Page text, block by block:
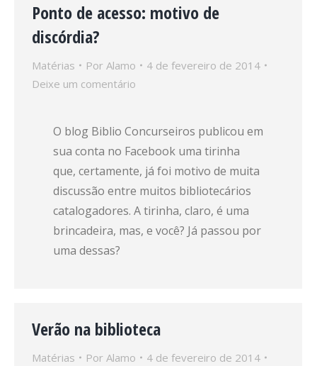
Ponto de acesso: motivo de
discórdia?
Matérias Por Alamo
4 de fevereiro de 2014
Deixe um comentário
O blog Biblio Concurseiros publicou em
sua conta no Facebook uma tirinha
que, certamente, já foi motivo de muita
discussão entre muitos bibliotecários
catalogadores. A tirinha, claro, é uma
brincadeira, mas, e você? Já passou por
uma dessas?
Verão na biblioteca
Matérias Por Alamo
4 de fevereiro de 2014